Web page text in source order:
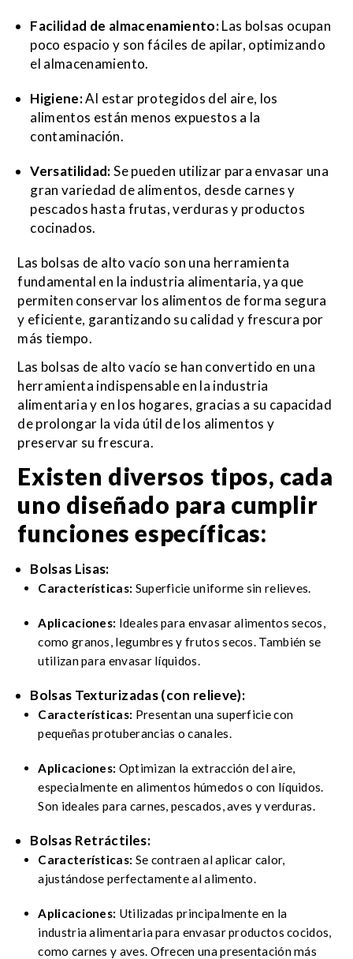
Facilidad de almacenamiento:Las bolsas ocupan
poco espacio y son fáciles de apilar, optimizando
el almacenamiento.
Higiene:Al estar protegidos del aire, los
alimentos están menos expuestos a la
contaminación.
Versatilidad:Se pueden utilizar para envasar una
gran variedad de alimentos, desde carnes y
pescados hasta frutas, verduras y productos
cocinados.
Las bolsas de alto vacío son una herramienta
fundamental en la industria alimentaria, ya que
permiten conservar los alimentos de forma segura
y eficiente, garantizando su calidad y frescura por
más tiempo.
Las bolsas de alto vacío se han convertido en una
herramienta indispensable en la industria
alimentaria y en los hogares, gracias a su capacidad
de prolongar la vida útil de los alimentos y
preservar su frescura.
Existen diversos tipos, cada
uno diseñado para cumplir
funciones específicas:
Bolsas Lisas:
Características: Superficie uniforme sin relieves.
Aplicaciones: Ideales para envasar alimentos secos,
como granos, legumbres y frutos secos. También se
utilizan para envasar líquidos.
Bolsas Texturizadas (con relieve):
Características: Presentan una superficie con
pequeñas protuberancias o canales.
Aplicaciones: Optimizan la extracción del aire,
especialmente en alimentos húmedos o con líquidos.
Son ideales para carnes, pescados, aves y verduras.
Bolsas Retráctiles:
Características: Se contraen al aplicar calor,
ajustándose perfectamente al alimento.
Aplicaciones: Utilizadas principalmente en la
industria alimentaria para envasar productos cocidos,
como carnes y aves. Ofrecen una presentación más